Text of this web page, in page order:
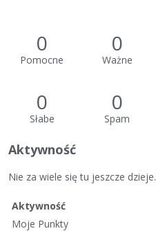
0
Pomocne
0
Ważne
0
Słabe
0
Spam
Aktywność
Nie za wiele się tu jeszcze dzieje.
Aktywność
Moje Punkty